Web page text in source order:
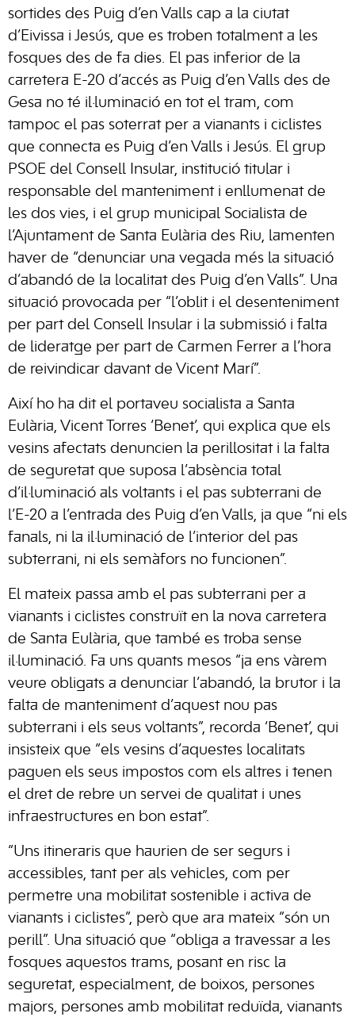
sortides des Puig d’en Valls cap a la ciutat
d’Eivissa i Jesús, que es troben totalment a les
fosques des de fa dies. El pas inferior de la
carretera E-20 d’accés as Puig d’en Valls des de
Gesa no té il·luminació en tot el tram, com
tampoc el pas soterrat per a vianants i ciclistes
que connecta es Puig d’en Valls i Jesús. El grup
PSOE del Consell Insular, institució titular i
responsable del manteniment i enllumenat de
les dos vies, i el grup municipal Socialista de
l’Ajuntament de Santa Eulària des Riu, lamenten
haver de “denunciar una vegada més la situació
d’abandó de la localitat des Puig d’en Valls”. Una
situació provocada per “l’oblit i el desenteniment
per part del Consell Insular i la submissió i falta
de lideratge per part de Carmen Ferrer a l’hora
de reivindicar davant de Vicent Marí”.
Així ho ha dit el portaveu socialista a Santa
Eulària, Vicent Torres ‘Benet’, qui explica que els
vesins afectats denuncien la perillositat i la falta
de seguretat que suposa l’absència total
d’il·luminació als voltants i el pas subterrani de
l’E-20 a l’entrada des Puig d’en Valls, ja que “ni els
fanals, ni la il·luminació de l’interior del pas
subterrani, ni els semàfors no funcionen”.
El mateix passa amb el pas subterrani per a
vianants i ciclistes construït en la nova carretera
de Santa Eulària, que també es troba sense
il·luminació. Fa uns quants mesos “ja ens vàrem
veure obligats a denunciar l’abandó, la brutor i la
falta de manteniment d’aquest nou pas
subterrani i els seus voltants”, recorda ‘Benet’, qui
insisteix que “els vesins d’aquestes localitats
paguen els seus impostos com els altres i tenen
el dret de rebre un servei de qualitat i unes
infraestructures en bon estat”.
“Uns itineraris que haurien de ser segurs i
accessibles, tant per als vehicles, com per
permetre una mobilitat sostenible i activa de
vianants i ciclistes”, però que ara mateix “són un
perill”. Una situació que “obliga a travessar a les
fosques aquestos trams, posant en risc la
seguretat, especialment, de boixos, persones
majors, persones amb mobilitat reduïda, vianants